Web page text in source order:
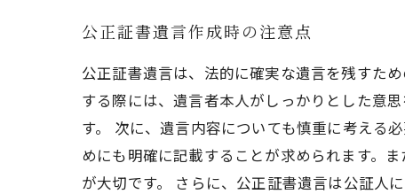
公正証書遺言作成時の注意点
公正証書遺言は、法的に確実な遺言を残すた
する際には、遺言者本人がしっかりとした意
す。 次に、遺言内容についても慎重に考える
めにも明確に記載することが求められます。
が大切です。 さらに、公正証書遺言は公証人